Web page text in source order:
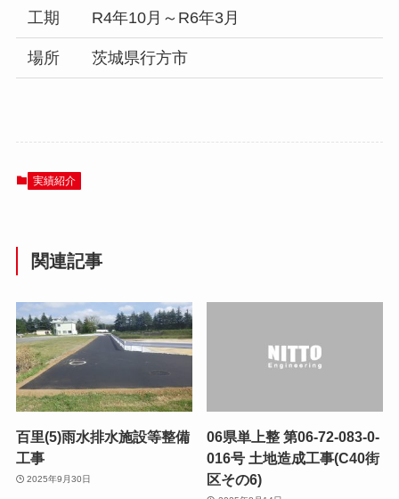
工期 R4年10月～R6年3月
場所 茨城県行方市
実績紹介
関連記事
百里(5)雨水排水施設等整備
工事
2025年9月30日
06県単上整 第06-72-083-0-
016号 土地造成工事(C40街
区その6)